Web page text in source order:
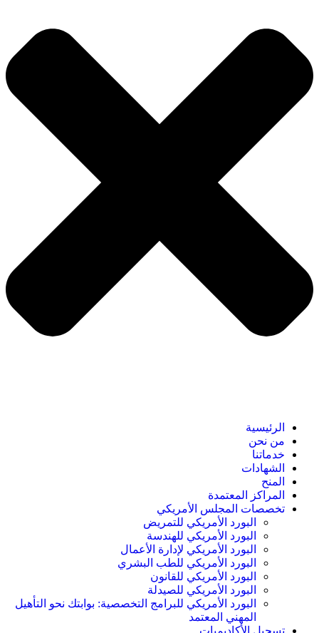
الرئيسية
من نحن
خدماتنا
الشهادات
المنح
المراكز المعتمدة
تخصصات المجلس الأمريكي
البورد الأمريكي للتمريض
البورد الأمريكي للهندسة
البورد الأمريكي لإدارة الأعمال
البورد الأمريكي للطب البشري
البورد الأمريكي للقانون
البورد الأمريكي للصيدلة
البورد الأمريكي للبرامج التخصصية: بوابتك نحو التأهيل
المهني المعتمد
تسجيل الأكاديميات